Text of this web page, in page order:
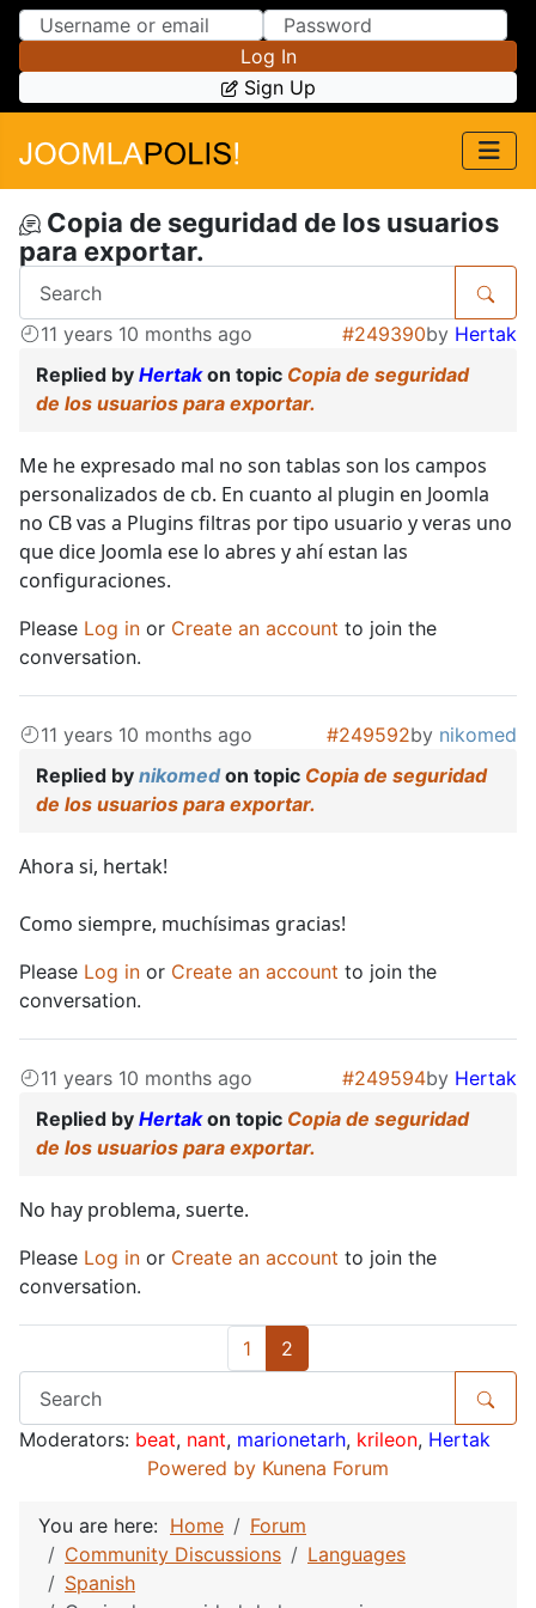
Skip to Content
Skip to Menu
Log In
Sign Up
Copia de seguridad de los usuarios
para exportar.
11 years 10 months ago #249390by Hertak
Replied by Hertakon topic Copia de seguridad
de los usuarios para exportar.
Me he expresado mal no son tablas son los campos
personalizados de cb. En cuanto al plugin en Joomla
no CB vas a Plugins filtras por tipo usuario y veras uno
que dice Joomla ese lo abres y ahí estan las
configuraciones.
Please Log in or Create an account to join the
conversation.
11 years 10 months ago #249592by nikomed
Replied by nikomedon topic Copia de seguridad
de los usuarios para exportar.
Ahora si, hertak!
Como siempre, muchísimas gracias!
Please Log in or Create an account to join the
conversation.
11 years 10 months ago #249594by Hertak
Replied by Hertakon topic Copia de seguridad
de los usuarios para exportar.
No hay problema, suerte.
Please Log in or Create an account to join the
conversation.
1 2
Moderators: beat, nant, marionetarh, krileon, Hertak
Powered by Kunena Forum
You are here: Home
Forum
Community Discussions
Languages
Spanish